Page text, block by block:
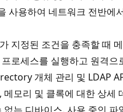
사용하여 네트워크 전반에
지정된 조건을 충족할 때
로세스를 실행하고 원격으
개체 관리 및 LDAP
메모리 및 클록에 대한 상세
없는 디바이스, 사용 중인 파